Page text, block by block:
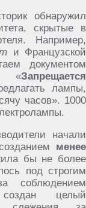
обнаружил
скрытые в
Например,
и Французской
документом
«Запрещается
лампы,
часов». 1000
начали
менее
бы не более
под строгим
соблюдением
целый